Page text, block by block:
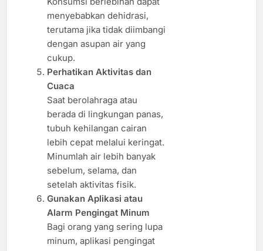
menyebabkan dehidrasi,
terutama jika tidak diimbangi
dengan asupan air yang
cukup.
Perhatikan Aktivitas dan
Cuaca
Saat berolahraga atau
berada di lingkungan panas,
tubuh kehilangan cairan
lebih cepat melalui keringat.
Minumlah air lebih banyak
sebelum, selama, dan
setelah aktivitas fisik.
Gunakan Aplikasi atau
Alarm Pengingat Minum
Bagi orang yang sering lupa
minum, aplikasi pengingat